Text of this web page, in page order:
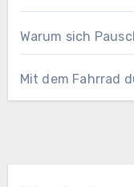
Warum sich
Mit dem Fahrrad